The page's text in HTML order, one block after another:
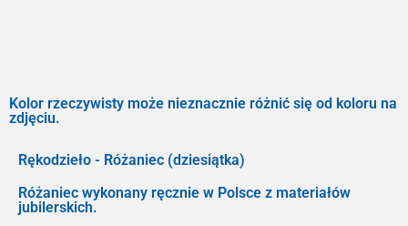
Kolor rzeczywisty może nieznacznie różnić się od koloru na
zdjęciu.
Rękodzieło - Różaniec (dziesiątka)
Różaniec wykonany ręcznie w Polsce z materiałów
jubilerskich.